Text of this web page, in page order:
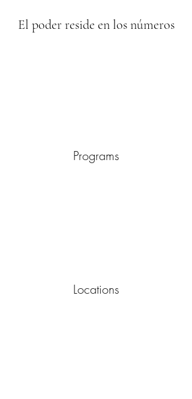
El poder reside en los números
Programs
Locations